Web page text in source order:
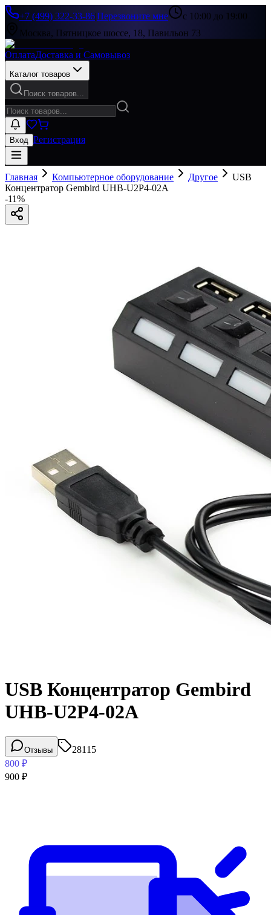
+7 (499) 322-33-86|Перезвоните мне
с 10:00 до 19:00
Москва, Пятницкое шоссе, 18, Павильон 73
ОплатаДоставка и Самовывоз
Каталог товаров
Поиск товаров...
Вход Регистрация
Главная Компьютерное оборудование Другое
USB
Концентратор Gembird UHB-U2P4-02A
-11%
USB Концентратор Gembird
UHB-U2P4-02A
Отзывы
28115
800 ₽
900 ₽